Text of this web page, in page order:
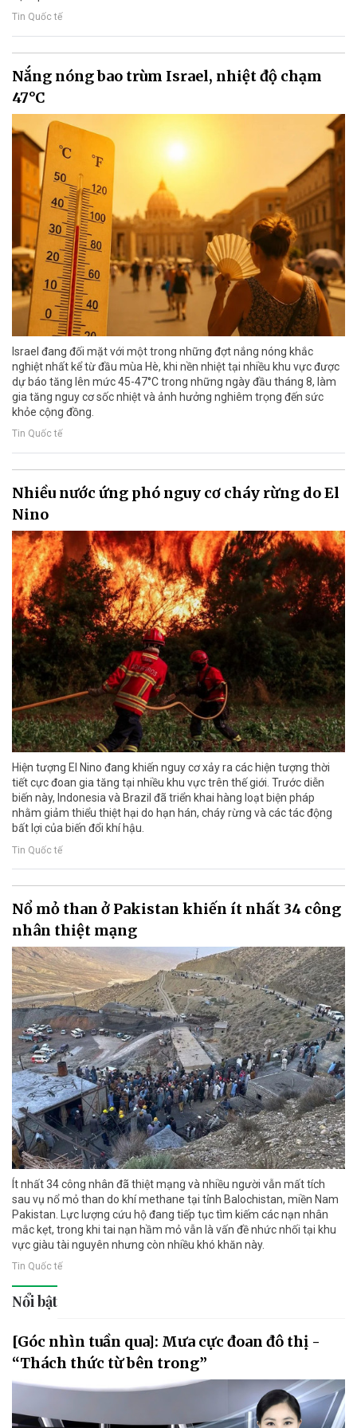
Tin Quốc tế
Nắng nóng bao trùm Israel, nhiệt độ chạm
47°C
Israel đang đối mặt với một trong những đợt nắng nóng khắc
nghiệt nhất kể từ đầu mùa Hè, khi nền nhiệt tại nhiều khu vực được
dự báo tăng lên mức 45-47°C trong những ngày đầu tháng 8, làm
gia tăng nguy cơ sốc nhiệt và ảnh hưởng nghiêm trọng đến sức
khỏe cộng đồng.
Tin Quốc tế
Nhiều nước ứng phó nguy cơ cháy rừng do El
Nino
Hiện tượng El Nino đang khiến nguy cơ xảy ra các hiện tượng thời
tiết cực đoan gia tăng tại nhiều khu vực trên thế giới. Trước diễn
biến này, Indonesia và Brazil đã triển khai hàng loạt biện pháp
nhằm giảm thiểu thiệt hại do hạn hán, cháy rừng và các tác động
bất lợi của biến đổi khí hậu.
Tin Quốc tế
Nổ mỏ than ở Pakistan khiến ít nhất 34 công
nhân thiệt mạng
Ít nhất 34 công nhân đã thiệt mạng và nhiều người vẫn mất tích
sau vụ nổ mỏ than do khí methane tại tỉnh Balochistan, miền Nam
Pakistan. Lực lượng cứu hộ đang tiếp tục tìm kiếm các nạn nhân
mắc kẹt, trong khi tai nạn hầm mỏ vẫn là vấn đề nhức nhối tại khu
vực giàu tài nguyên nhưng còn nhiều khó khăn này.
Tin Quốc tế
Nổi bật
[Góc nhìn tuần qua]: Mưa cực đoan đô thị -
“Thách thức từ bên trong”